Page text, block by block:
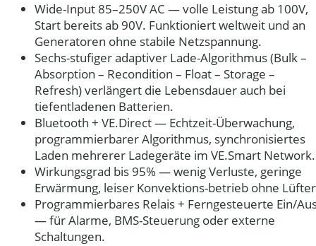
Wide-Input 85–250V AC — volle Leistung ab 100V,
Start bereits ab 90V. Funktioniert weltweit und an
Generatoren ohne stabile Netzspannung.
Sechs-stufiger adaptiver Lade-Algorithmus(Bulk –
Absorption – Recondition – Float – Storage –
Refresh) verlängert die Lebensdauer auch bei
tiefentladenen Batterien.
Bluetooth + VE.Direct— Echtzeit-Überwachung,
programmierbarer Algorithmus, synchronisiertes
Laden mehrerer Ladegeräte im VE.Smart Network.
Wirkungsgrad bis 95% — wenig Verluste, geringe
Erwärmung, leiser Konvektions-betrieb ohne
Programmierbares Relais + Ferngesteuerte Ein/
— für Alarme, BMS-Steuerung oder externe
Schaltungen.